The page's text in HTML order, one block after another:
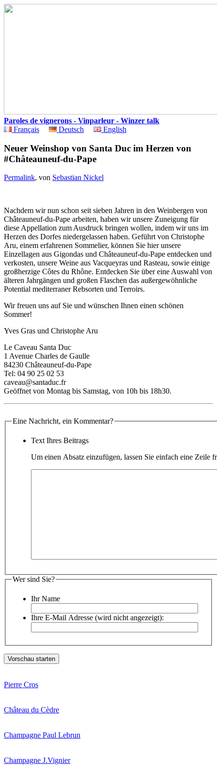
Paroles de vignerons - Vinparleur - Winzer talk
Français
Deutsch English
Neuer Weinshop von Santa Duc im Herzen von
#Châteauneuf-du-Pape
Permalink, von Sebastian Nickel
Nachdem wir nun schon seit sieben Jahren in den Weinbergen von
Châteauneuf-du-Pape arbeiten, haben wir unsere Zuneigung für
diese Appellation zum Ausdruck bringen wollen, indem wir uns im
Herzen des Dorfes niedergelassen haben. Geführt von Christophe
Aru, einem erfahrenen Sommelier, können Sie hier unsere
Einzellagen aus Gigondas und Châteauneuf-du-Pape entdecken und
verkosten, unsere Weine aus Vacqueyras und Rasteau, sowie einige
großherzige Côtes du Rhône. Entdecken Sie über eine Auswahl von
älteren Jahrgängen und großen Flaschen das außergewöhnliche
Potential mediterraner Rebsorten und Terroirs.
Wir freuen uns auf Sie und wünschen Ihnen einen schönen
Sommer!
Yves Gras und Christophe Aru
Le Caveau Santa Duc
1 Avenue Charles de Gaulle
84230 Châteauneuf-du-Pape
Tel: 04 90 25 02 53
caveau@santaduc.fr
Geöffnet von Montag bis Samstag, von 10h bis 18h30.
Eine Nachricht, ein Kommentar?
Text Ihres Beitrags
Um einen Absatz einzufügen, lassen Sie einfach eine Zeile
Wer sind Sie?
Ihr Name
Ihre E-Mail Adresse (wird nicht angezeigt):
Pierre Cros
Château du Cèdre
Champagne Paul Lebrun
Champagne J.Vignier